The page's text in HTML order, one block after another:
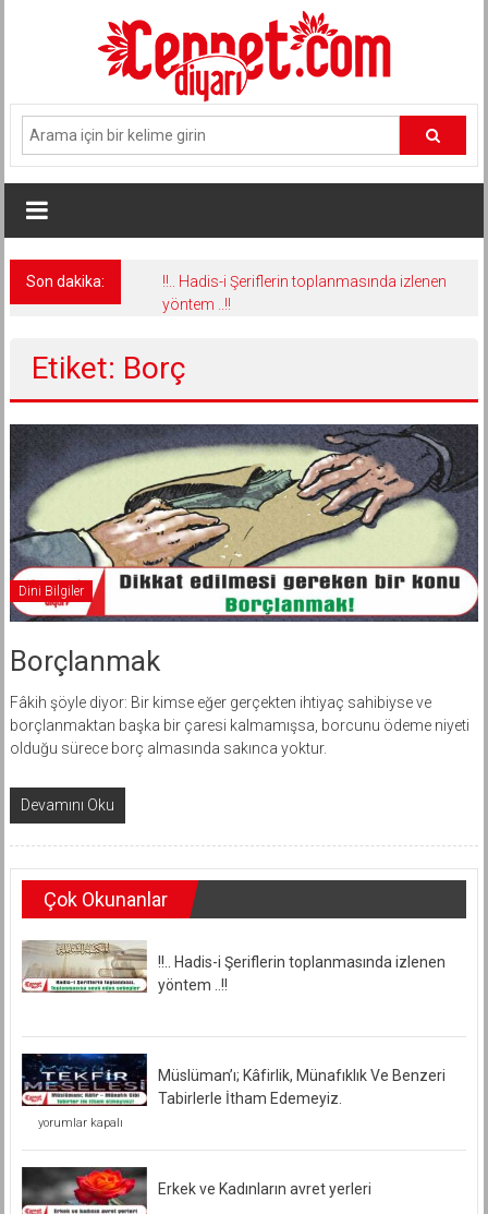
Son dakika:
!!.. Hadis-i Şeriflerin toplanmasında izlenen
yöntem ..!!
Etiket: Borç
Dini Bilgiler
Borçlanmak
Fâkih şöyle diyor: Bir kimse eğer gerçekten ihtiyaç sahibiyse ve
borçlanmaktan başka bir çaresi kalmamışsa, borcunu ödeme niyeti
olduğu sürece borç almasında sakınca yoktur.
Devamını Oku
Çok Okunanlar
!!.. Hadis-i Şeriflerin toplanmasında izlenen
yöntem ..!!
Müslüman’ı; Kâfirlik, Münafıklık Ve Benzeri
Tabirlerle İtham Edemeyiz.
Müslüman’ı;
Münafıklık
Ve
Benzeri
Tabirlerle
yorumlar kapalı
Erkek ve Kadınların avret yerleri